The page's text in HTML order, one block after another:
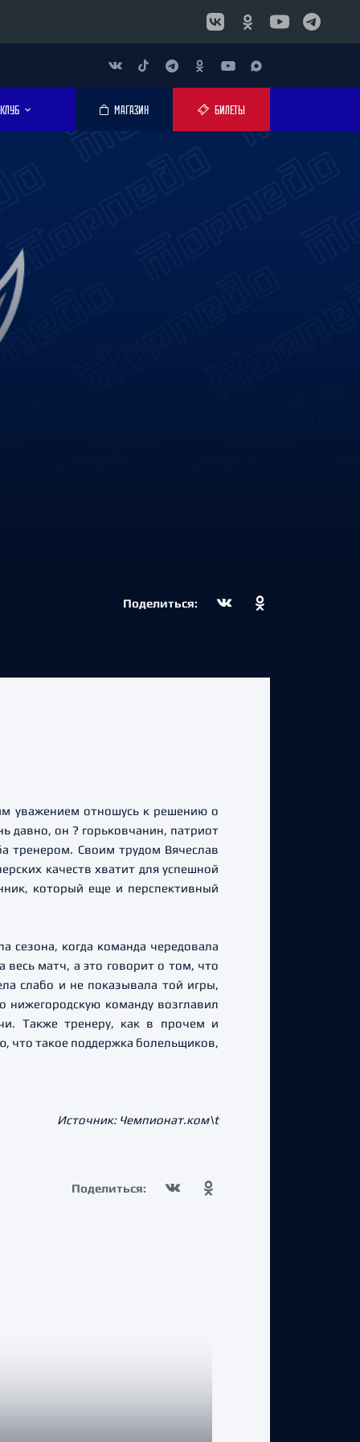
КЛУБ МАГАЗИН БИЛЕТЫ
Поделиться:
уважением отношусь к решению о
давно, он ? горьковчанин, патриот
тренером. Своим трудом Вячеслав
качеств хватит для успешной
который еще и перспективный
сезона, когда команда чередовала
весь матч, а это говорит о том, что
слабо и не показывала той игры,
команду возглавил
Также тренеру, как в прочем и
что такое поддержка болельщиков,
Источник: Чемпионат.ком\t
Поделиться: